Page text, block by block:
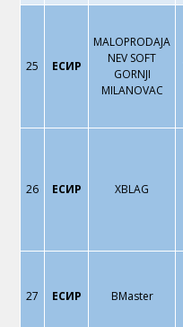
25 ЕСИР
MALOPRODAJA
NEV SOFT
GORNJI
MILANOVAC
26 ЕСИР XBLAG
27 ЕСИР BMaster